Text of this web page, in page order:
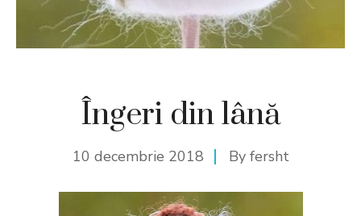
Îngeri din lână
10 decembrie 2018 By fersht